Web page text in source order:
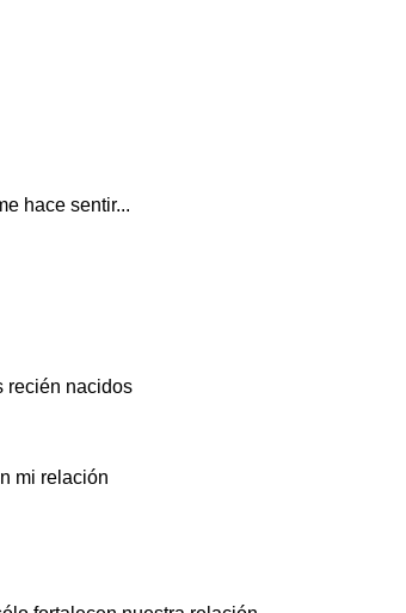
hace sentir...
recién nacidos
mi relación